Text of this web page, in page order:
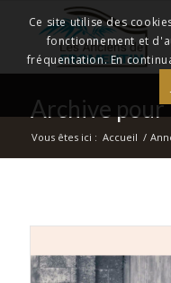
Archive pour
Vous êtes ici : Accueil /
Ce site utilise des
fonctionnement et
fréquentation. En